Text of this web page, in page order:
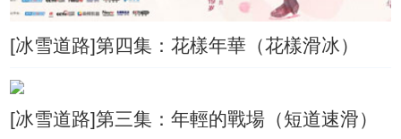
[冰雪道路]第四集：花樣年華（花樣滑冰）
[冰雪道路]第三集：年輕的戰場（短道速滑）